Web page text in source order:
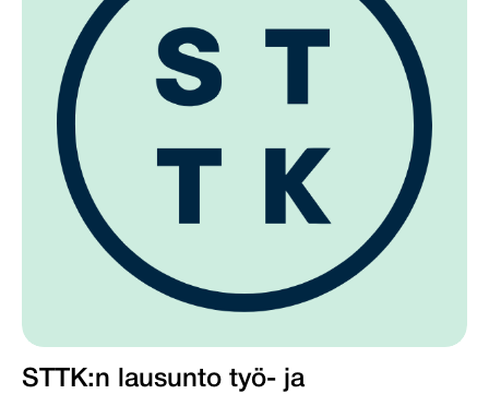
STTK:n lausunto työ- ja